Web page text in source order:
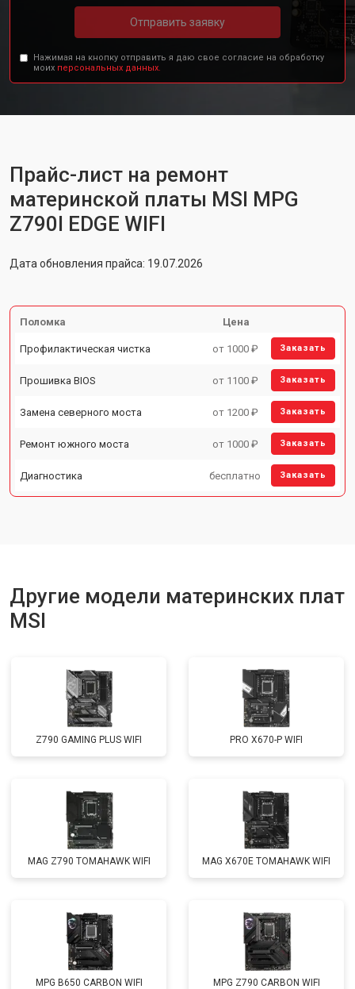
Отправить заявку
Нажимая на кнопку отправить я даю свое согласие на обработку
моих персональных данных.
Прайс-лист на ремонт
материнской платы MSI MPG
Z790I EDGE WIFI
Дата обновления прайса: 19.07.2026
Поломка Цена
Профилактическая чистка от 1000 ₽ Заказать
Прошивка BIOS от 1100 ₽ Заказать
Замена северного моста от 1200 ₽ Заказать
Ремонт южного моста от 1000 ₽ Заказать
Диагностика бесплатно Заказать
Другие модели материнских плат
MSI
Z790 GAMING PLUS WIFI PRO X670-P WIFI
MAG Z790 TOMAHAWK WIFI MAG X670E TOMAHAWK WIFI
MPG B650 CARBON WIFI MPG Z790 CARBON WIFI